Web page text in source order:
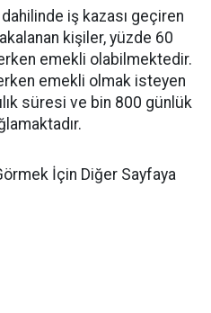
dahilinde iş kazası geçiren
kişiler, yüzde 60
emekli olabilmektedir.
emekli olmak isteyen
süresi ve bin 800 günlük
İçin Diğer Sayfaya